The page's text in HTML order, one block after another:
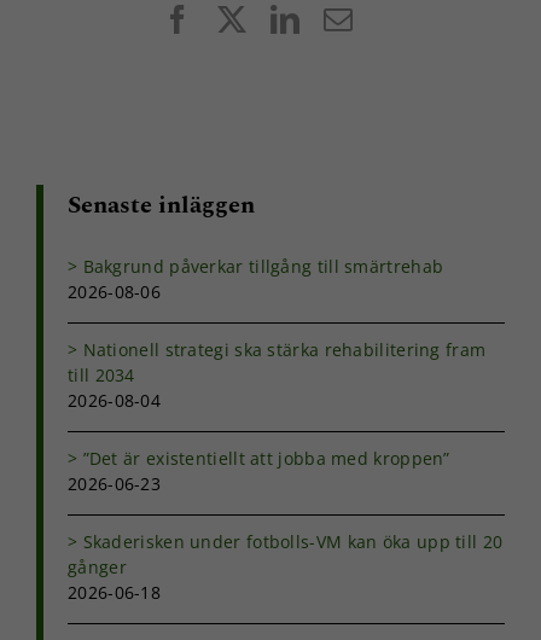
FacebookLinkedIn
E-
Senaste inläggen
Bakgrund påverkar tillgång till smärtrehab
2026-08-06
Nationell strategi ska stärka rehabilitering fram
till 2034
2026-08-04
”Det är existentiellt att jobba med kroppen”
2026-06-23
Skaderisken under fotbolls-VM kan öka upp till 20
gånger
2026-06-18